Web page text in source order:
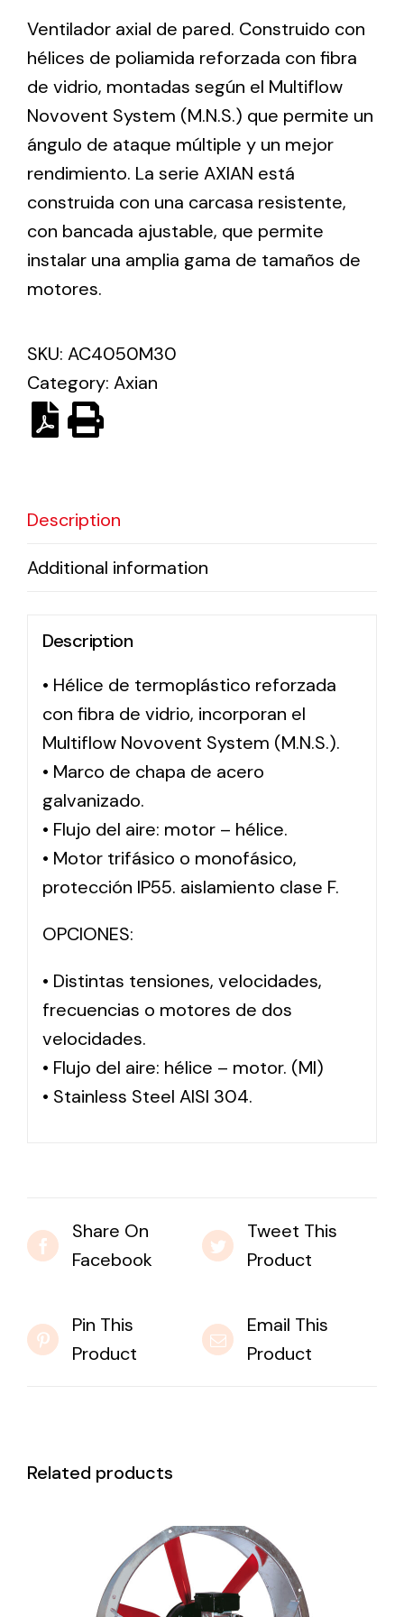
Ventilation
The incorporation of Novovent into the group
meant a greater offer of ventilation products for
different uses
Iluminación Solar
Ventilador axial de pared. Construido con
hélices de poliamida reforzada con fibra
de vidrio, montadas según el Multiflow
Novovent System (M.N.S.) que permite un
ángulo de ataque múltiple y un mejor
rendimiento. La serie AXIAN está
construida con una carcasa resistente,
con bancada ajustable, que permite
instalar una amplia gama de tamaños de
motores.
SKU: AC4050M30
Category: Axian
Description
Additional information
Description
• Hélice de termoplástico reforzada
con fibra de vidrio, incorporan el
Multiflow Novovent System (M.N.S.).
• Marco de chapa de acero
galvanizado.
• Flujo del aire: motor – hélice.
• Motor trifásico o monofásico,
protección IP55. aislamiento clase F.
OPCIONES:
• Distintas tensiones, velocidades,
frecuencias o motores de dos
velocidades.
• Flujo del aire: hélice – motor. (MI)
• Stainless Steel AISI 304.
Share On
Facebook
Tweet This
Product
Pin This
Product
Email This
Product
Related products